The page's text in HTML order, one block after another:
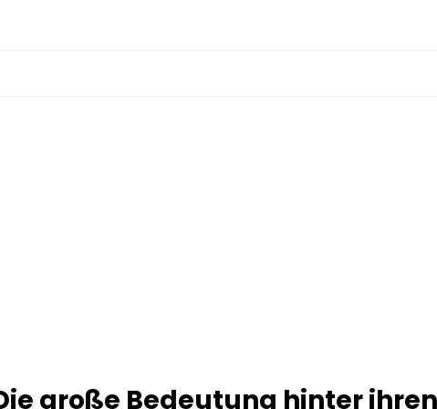
große Bedeutung hinter ihren